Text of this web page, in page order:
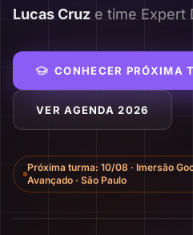
Lucas Cruz e time Expert
CONHECER PRÓXIMA
VER AGENDA 2026
Próxima turma: 10/08 · Imersão
Avançado · São Paulo